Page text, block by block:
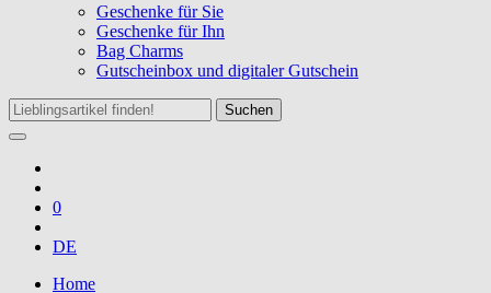
Geschenke für Sie
Geschenke für Ihn
Bag Charms
Gutscheinbox und digitaler Gutschein
Suchen
0
DE
Home